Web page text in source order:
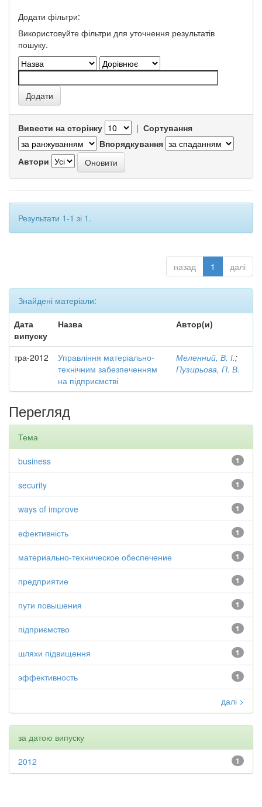
Додати фільтри:
Використовуйте фільтри для уточнення результатів
пошуку.
Вивести на сторінку | Сортування
Впорядкування
Автори
Результати 1-1 зі 1.
назад 1 далі
Знайдені матеріали:
Дата
випуску
Назва Автор(и)
тра-2012
Управління матеріально-
технічним забезпеченням
на підприємстві
Меленний, В. І.;
Пузирьова, П. В.
Перегляд
Тема
1
business
1
security
1
ways of improve
1
ефективність
1
материально-техническое обеспечение
1
предприятие
1
пути повышения
1
підприємство
1
шляхи підвищення
1
эффективность
далі >
за датою випуску
1
2012